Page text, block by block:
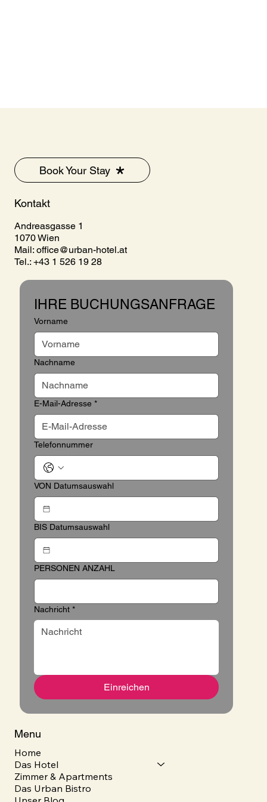
Book Your Stay
Kontakt
Andreasgasse 1
1070 Wien
Mail:office@urban-hotel.at
Tel.: +43 1 526 19 28
IHRE BUCHUNGSANFRAGE
Vorname
Nachname
E-Mail-Adresse *
Telefonnummer
VON Datumsauswahl
BIS Datumsauswahl
PERSONEN ANZAHL
Nachricht *
Einreichen
Menu
Home
Das Hotel
Zimmer & Apartments
Das Urban Bistro